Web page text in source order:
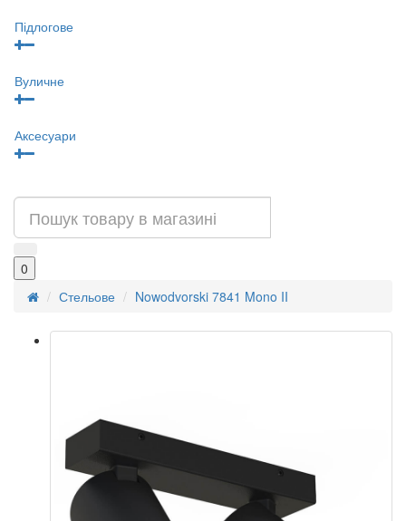
Підлогове
Вуличне
Аксесуари
0
Стельове
Nowodvorski 7841 Mono II